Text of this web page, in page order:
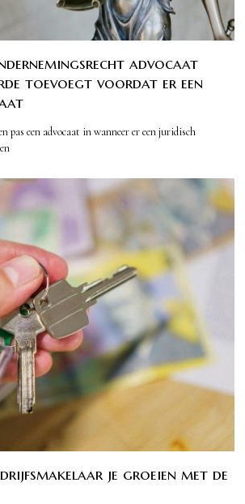
advocaat
toevoegt voordat er een
pas een advocaat in wanneer er een juridisch
je groeien met de